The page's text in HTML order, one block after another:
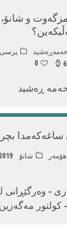
و
پرسی
0
ڕەشید
شانۆ
- وەرگێڕانی
كولتور